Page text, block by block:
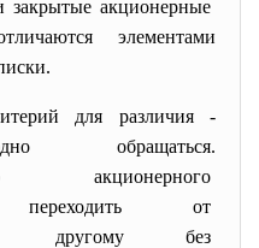
закрытые акционерные
элементами
для различия -
обращаться.
акционерного
от
без